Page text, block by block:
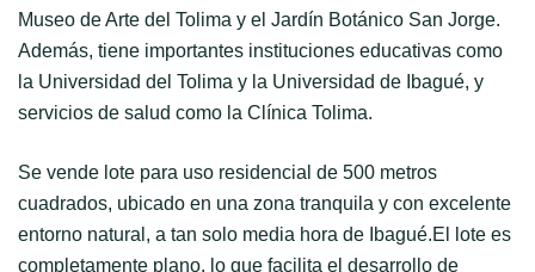
Museo de Arte del Tolima y el Jardín Botánico San Jorge.
Además, tiene importantes instituciones educativas como
la Universidad del Tolima y la Universidad de Ibagué, y
servicios de salud como la Clínica Tolima.
Se vende lote para uso residencial de 500 metros
cuadrados, ubicado en una zona tranquila y con excelente
entorno natural, a tan solo media hora de Ibagué.El lote es
completamente plano, lo que facilita el desarrollo de